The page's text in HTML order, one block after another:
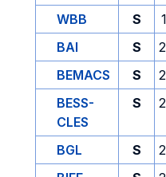
WBB
S
BAI
S
BEMACS
S
BESS-
CLES
S
BGL S